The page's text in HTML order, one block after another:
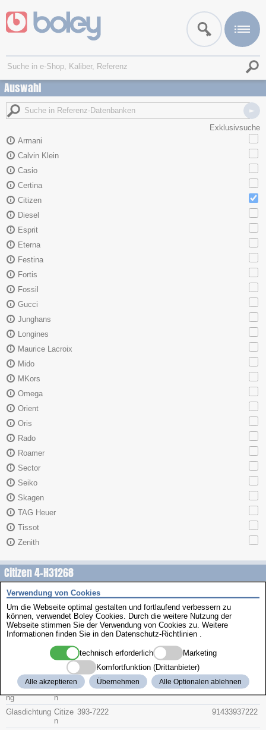
Auswahl
Exklusivsuche
Armani
Calvin Klein
Casio
Certina
Citizen
Diesel
Esprit
Eterna
Festina
Fortis
Fossil
Gucci
Junghans
Longines
Maurice Lacroix
Mido
MKors
Omega
Orient
Oris
Rado
Roamer
Sector
Seiko
Skagen
TAG Heuer
Tissot
Zenith
Citizen 4-H31268
Gruppe HerstellerTeile-Nr. Beschreibung Artikel-Nr.
G
G
Citize
n
506-B138
Q
Q
Bodendichtu
ng
Citize
n
392-0497 91433920497
Glasdichtung Citize
n
393-7222 91433937222
Verwendung von Cookies
Um die Webseite optimal gestalten und fortlaufend verbessern zu
können, verwendet Boley Cookies. Durch die weitere Nutzung der
Webseite stimmen Sie der Verwendung von Cookies zu. Weitere
Informationen finden Sie in den Datenschutz-Richtlinien
technisch erforderlich
Marketing
Komfortfunktion (Drittanbieter)
Alle akzeptieren Übernehmen Alle Optionalen ablehnen